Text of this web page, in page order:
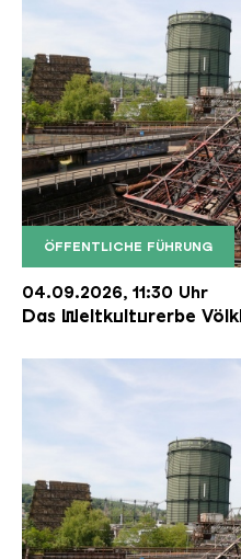
ÖFFENTLICHE FÜHRUNG
Der Erzschrägaufzug
Copyright:
04.09.2026, 11:30 Uhr
Das Weltkulturerbe